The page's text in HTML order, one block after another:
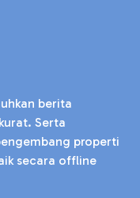
berita
Serta
properti
secara offline